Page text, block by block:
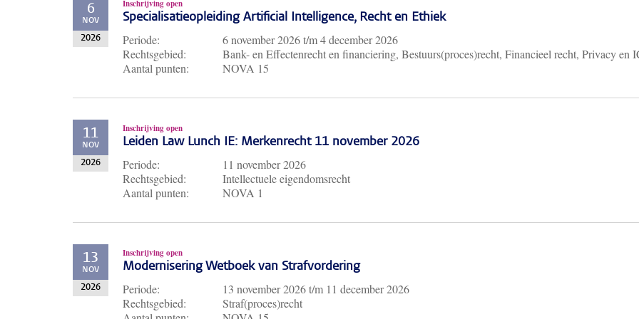
6
NOV
2026
Inschrijving open
Specialisatieopleiding Artificial Intelligence, Recht en Ethiek
Periode: 6 november 2026t/m4 december 2026
Rechtsgebied:
Bank- en Effectenrecht en financiering, Bestuurs(proces)recht, Financieel recht, Privacy en
Aantal punten:
NOVA 15
11
NOV
2026
Inschrijving open
Leiden Law Lunch IE: Merkenrecht 11 november 2026
Periode:
11 november 2026
Rechtsgebied:
Intellectuele eigendomsrecht
Aantal punten:
NOVA 1
13
NOV
2026
Inschrijving open
Modernisering Wetboek van Strafvordering
Periode: 13 november 2026t/m 11 december 2026
Rechtsgebied:
Straf(proces)recht